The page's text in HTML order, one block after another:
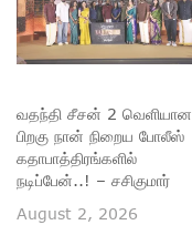
வதந்தி சீசன் 2 வெளியான
பிறகு நான் நிறைய போலீஸ்
கதாபாத்திரங்களில்
நடிப்பேன்..! – சசிகுமார்
August 2, 2026